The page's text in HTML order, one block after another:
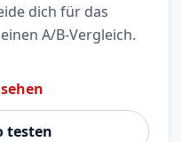
dich für das
A/B-Vergleich.
testen